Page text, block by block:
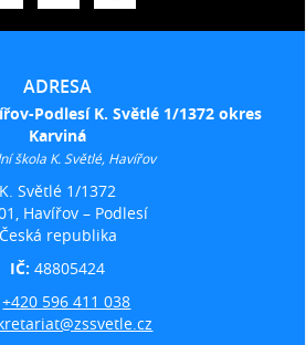
ADRESA
Podlesí K. Světlé 1/1372 okres
Karviná
škola K. Světlé, Havířov
K. Světlé 1/1372
Havířov – Podlesí
Česká republika
IČ:48805424
+420 596 411 038